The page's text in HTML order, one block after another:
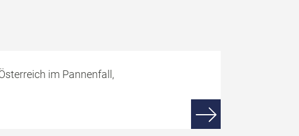
im Pannenfall,